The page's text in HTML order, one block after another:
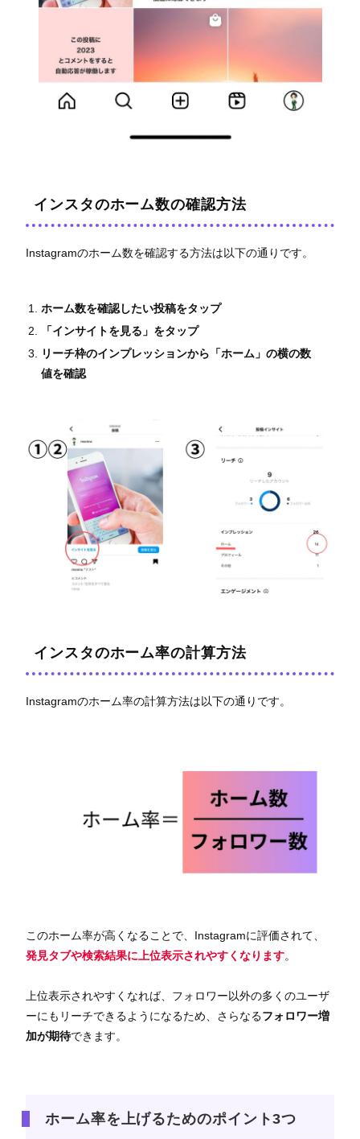
インスタのホーム数の確認方法
Instagramのホーム数を確認する方法は以下の通りです。
ホーム数を確認したい投稿をタップ
「インサイトを見る」をタップ
リーチ枠のインプレッションから「ホーム」の横の数
値を確認
インスタのホーム率の計算方法
Instagramのホーム率の計算方法は以下の通りです。
このホーム率が高くなることで、Instagramに評価されて、
発見タブや検索結果に上位表示されやすくなります。
上位表示されやすくなれば、フォロワー以外の多くのユーザ
ーにもリーチできるようになるため、さらなるフォロワー増
加が期待できます。
ホーム率を上げるためのポイント3つ